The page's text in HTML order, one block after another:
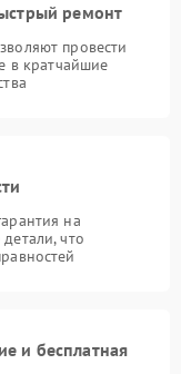
ремонт
провести
в кратчайшие
на
что
и бесплатная